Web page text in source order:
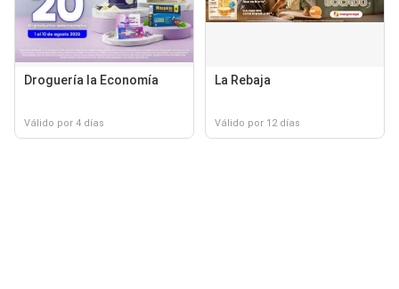
Droguería la Economía
Válido por 4 días
La Rebaja
Válido por 12 días